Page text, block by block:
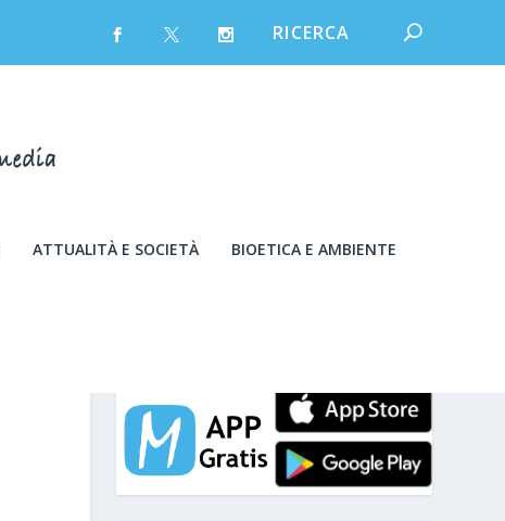
ATTUALITÀ E SOCIETÀ BIOETICA E AMBIENTE